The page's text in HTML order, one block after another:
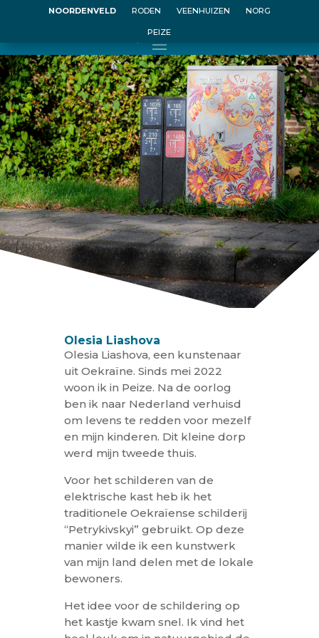
NOORDENVELD RODEN VEENHUIZEN NORG
PEIZE
Olesia Liashova
Olesia Liashova, een kunstenaar
uit Oekraïne. Sinds mei 2022
woon ik in Peize. Na de oorlog
ben ik naar Nederland verhuisd
om levens te redden voor mezelf
en mijn kinderen. Dit kleine dorp
werd mijn tweede thuis.
Voor het schilderen van de
elektrische kast heb ik het
traditionele Oekraïense schilderij
“Petrykivskyi” gebruikt. Op deze
manier wilde ik een kunstwerk
van mijn land delen met de lokale
bewoners.
Het idee voor de schildering op
het kastje kwam snel. Ik vind het